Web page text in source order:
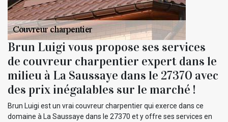
Brun Luigi vous propose ses services
de couvreur charpentier expert dans le
milieu à La Saussaye dans le 27370 avec
des prix inégalables sur le marché !
Brun Luigi est un vrai couvreur charpentier qui exerce dans ce
domaine à La Saussaye dans le 27370 et y offre ses services en